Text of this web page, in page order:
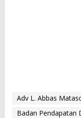
Adv L. Abbas
Badan Pendapatan